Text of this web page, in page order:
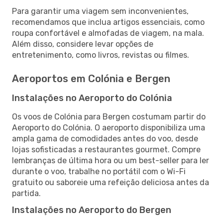
Para garantir uma viagem sem inconvenientes,
recomendamos que inclua artigos essenciais, como
roupa confortável e almofadas de viagem, na mala.
Além disso, considere levar opções de
entretenimento, como livros, revistas ou filmes.
Aeroportos em Colónia e Bergen
Instalações no Aeroporto do Colónia
Os voos de Colónia para Bergen costumam partir do
Aeroporto do Colónia. O aeroporto disponibiliza uma
ampla gama de comodidades antes do voo, desde
lojas sofisticadas a restaurantes gourmet. Compre
lembranças de última hora ou um best-seller para ler
durante o voo, trabalhe no portátil com o Wi-Fi
gratuito ou saboreie uma refeição deliciosa antes da
partida.
Instalações no Aeroporto do Bergen